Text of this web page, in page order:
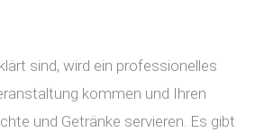
sind, wird ein professionelles
kommen und Ihren
und Getränke servieren. Es gibt